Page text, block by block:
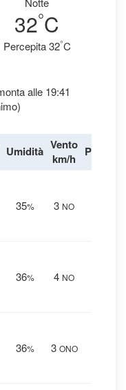
32°C
Percepita 32°C
alle 19:41
Umidità Vento
km/h
35% 3 NO
36% 4 NO
36% 3 ONO